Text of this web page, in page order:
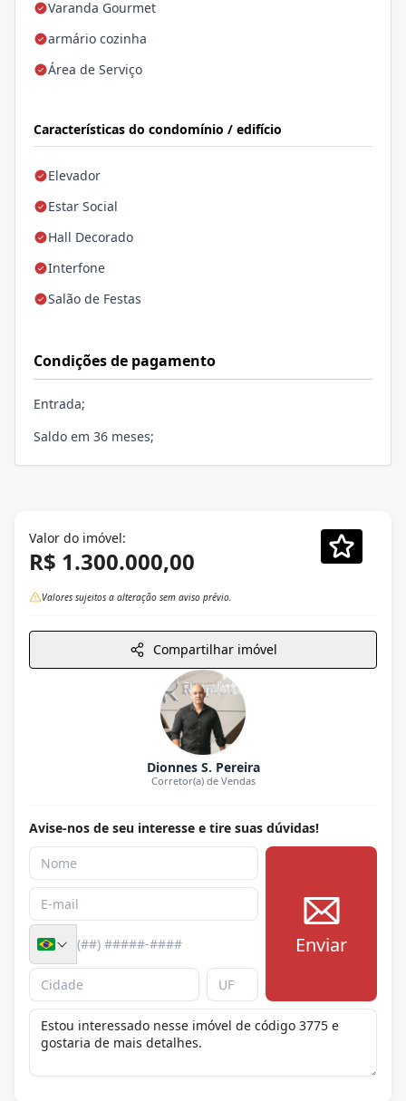
Varanda Gourmet
armário cozinha
Área de Serviço
Características do condomínio / edifício
Elevador
Estar Social
Hall Decorado
Interfone
Salão de Festas
Condições de pagamento
Entrada;
Saldo em 36 meses;
Valor do imóvel:
R$ 1.300.000,00
Valores sujeitos a alteração sem aviso prévio.
Compartilhar imóvel
Dionnes S. Pereira
Corretor(a) de Vendas
Avise-nos de seu interesse e tire suas dúvidas!
Enviar